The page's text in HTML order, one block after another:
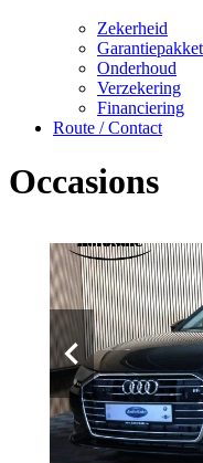
Zekerheid
Onderhoud
Verzekering
Financiering
Route / Contact
Occasions